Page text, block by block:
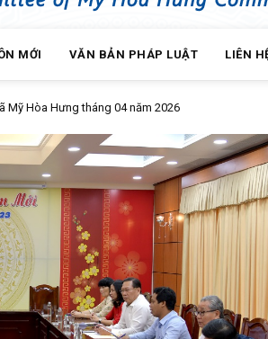
MỚI VĂN BẢN PHÁP LUẬT LIÊN
Mỹ Hòa Hưng tháng 04 năm 2026